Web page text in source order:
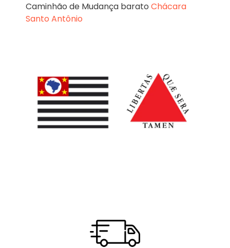
Caminhão de Mudança barato Chácara
Santo Antônio